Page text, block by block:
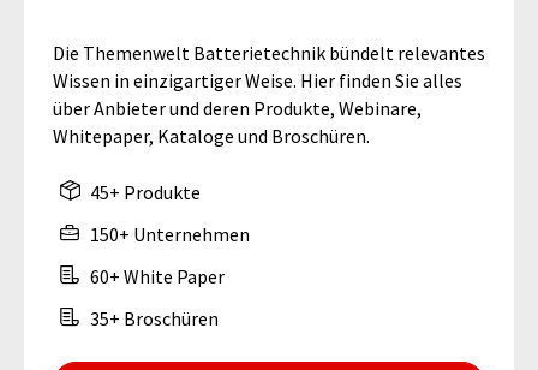
Die Themenwelt Batterietechnik bündelt relevantes
Wissen in einzigartiger Weise. Hier finden Sie alles
über Anbieter und deren Produkte, Webinare,
Whitepaper, Kataloge und Broschüren.
45+ Produkte
150+ Unternehmen
60+ White Paper
35+ Broschüren